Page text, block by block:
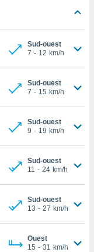
Sud-ouest
7 - 12 km/h
Sud-ouest
7 - 15 km/h
Sud-ouest
9 - 19 km/h
Sud-ouest
11 - 24 km/h
Sud-ouest
13 - 27 km/h
Ouest
15 - 31 km/h